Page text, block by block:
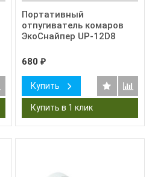
Портативный
отпугиватель комаров
ЭкоСнайпер UP-12D8
680 ₽
Купить